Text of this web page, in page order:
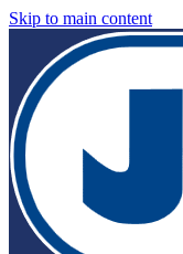
Skip to main content